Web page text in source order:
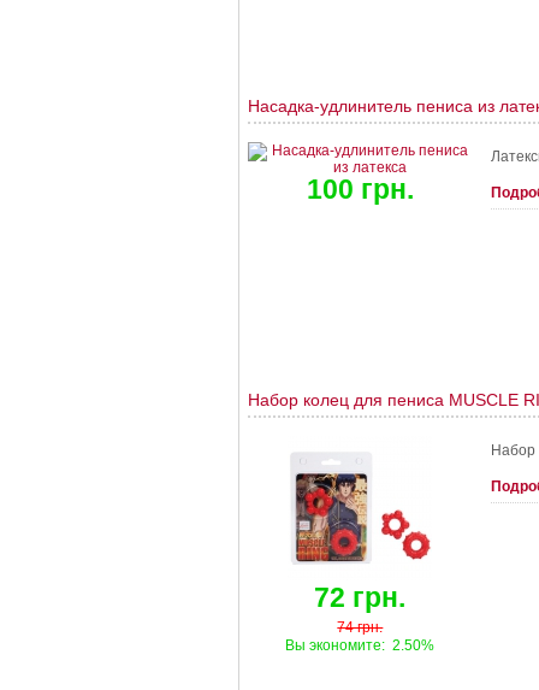
Насадка-удлинитель пениса из
100 грн.
Набор колец для пениса MUSCLE
72 грн.
74 грн.
Вы экономите:2.50%
Набор